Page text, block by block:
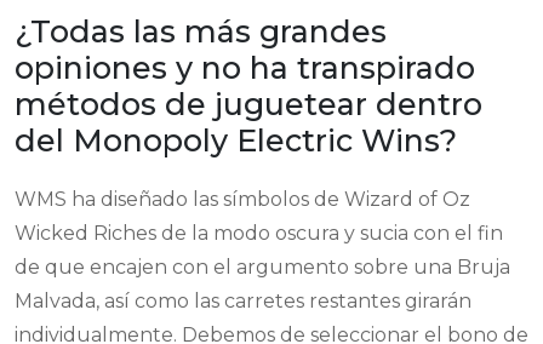
¿Todas las más grandes
opiniones y no ha transpirado
métodos de juguetear dentro
del Monopoly Electric Wins?
WMS ha diseñado las símbolos de Wizard of Oz
Wicked Riches de la modo oscura y sucia con el fin
de que encajen con el argumento sobre una Bruja
Malvada, así­ como las carretes restantes girarán
individualmente. Debemos de seleccionar el bono de